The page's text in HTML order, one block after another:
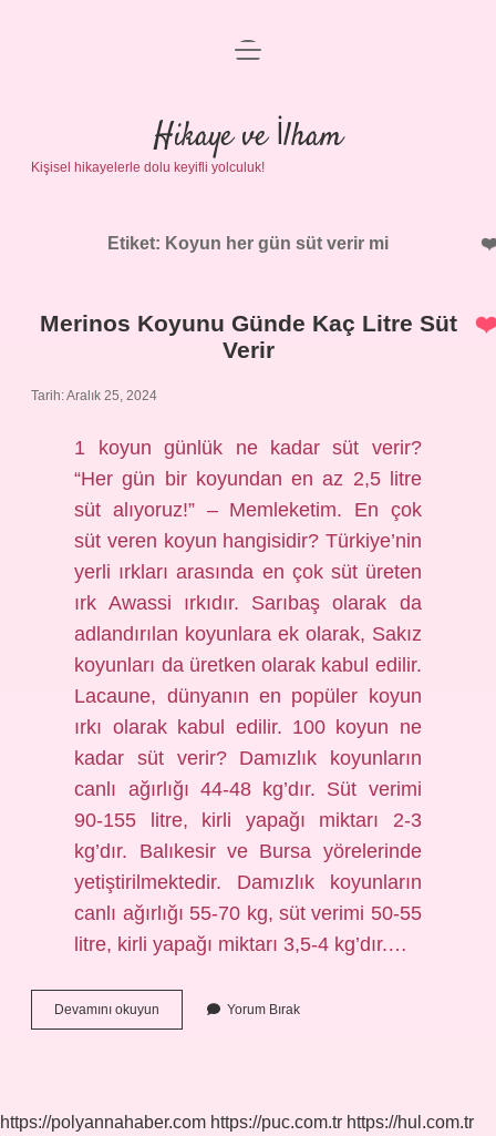
Anasayfa
Gizlilik Politikası
Yasal Uyarı
menüyü
Hikaye ve İlham
Kişisel hikayelerle dolu keyifli yolculuk!
Etiket: Koyun her gün süt verir mi
Merinos Koyunu Günde Kaç Litre Süt
Verir
Tarih: Aralık 25, 2024
1 koyun günlük ne kadar süt verir?
“Her gün bir koyundan en az 2,5 litre
süt alıyoruz!” – Memleketim. En çok
süt veren koyun hangisidir? Türkiye’nin
yerli ırkları arasında en çok süt üreten
ırk Awassi ırkıdır. Sarıbaş olarak da
adlandırılan koyunlara ek olarak, Sakız
koyunları da üretken olarak kabul edilir.
Lacaune, dünyanın en popüler koyun
ırkı olarak kabul edilir. 100 koyun ne
kadar süt verir? Damızlık koyunların
canlı ağırlığı 44-48 kg’dır. Süt verimi
90-155 litre, kirli yapağı miktarı 2-3
kg’dır. Balıkesir ve Bursa yörelerinde
yetiştirilmektedir. Damızlık koyunların
canlı ağırlığı 55-70 kg, süt verimi 50-55
litre, kirli yapağı miktarı 3,5-4 kg’dır.…
Devamını okuyun
Koyunu
Verir
Yorum Bırak
https://polyannahaber.com https://puc.com.tr https://hul.com.tr